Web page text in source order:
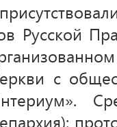
Русской
с